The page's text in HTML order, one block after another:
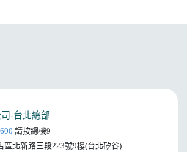
-台北總部
請按總機9
區北新路三段223號9樓(台北矽谷)